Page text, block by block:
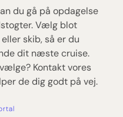
du gå på opdagelse
Vælg blot
skib, så er du
dit næste cruise.
Kontakt vores
de dig godt på vej.